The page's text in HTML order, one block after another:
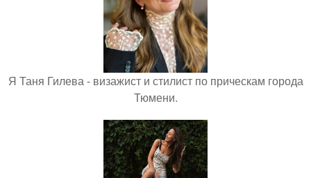
Я Таня Гилева - визажист и стилист по прическам города
Тюмени.